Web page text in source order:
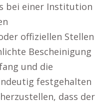
bei einer Institution
offiziellen Stellen
Bescheinigung
und die
festgehalten
dass der